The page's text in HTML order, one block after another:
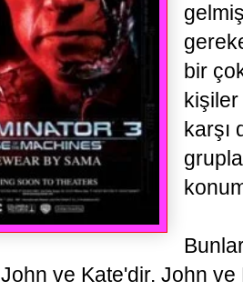
bir
karşı
John ve Kate'dir. John